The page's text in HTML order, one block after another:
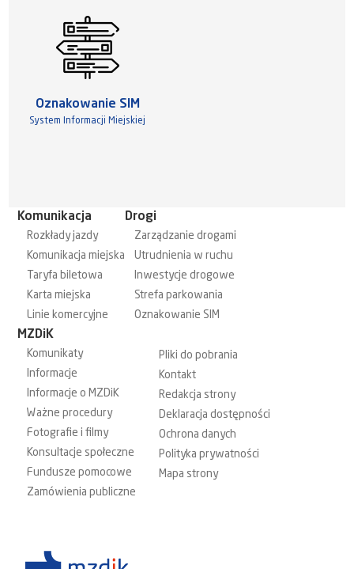
Oznakowanie SIM
System Informacji Miejskiej
Komunikacja
Rozkłady jazdy
Komunikacja miejska
Taryfa biletowa
Karta miejska
Linie komercyjne
Drogi
Zarządzanie drogami
Utrudnienia w ruchu
Inwestycje drogowe
Strefa parkowania
Oznakowanie SIM
MZDiK
Komunikaty
Informacje
Informacje o MZDiK
Ważne procedury
Fotografie i filmy
Konsultacje społeczne
Fundusze pomocowe
Zamówienia publiczne
Pliki do pobrania
Kontakt
Redakcja strony
Deklaracja dostępności
Ochrona danych
Polityka prywatności
Mapa strony